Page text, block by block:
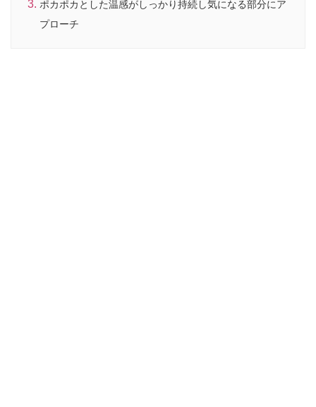
ポカポカとした温感がしっかり持続し気になる部分にア
プローチ